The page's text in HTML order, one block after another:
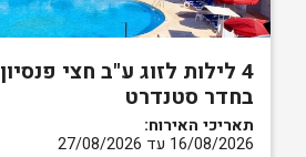
4 לילות לזוג ע"ב חצי פנסיון
בחדר סטנדרט
תאריכי האירוח:
16/08/2026 עד 27/08/2026